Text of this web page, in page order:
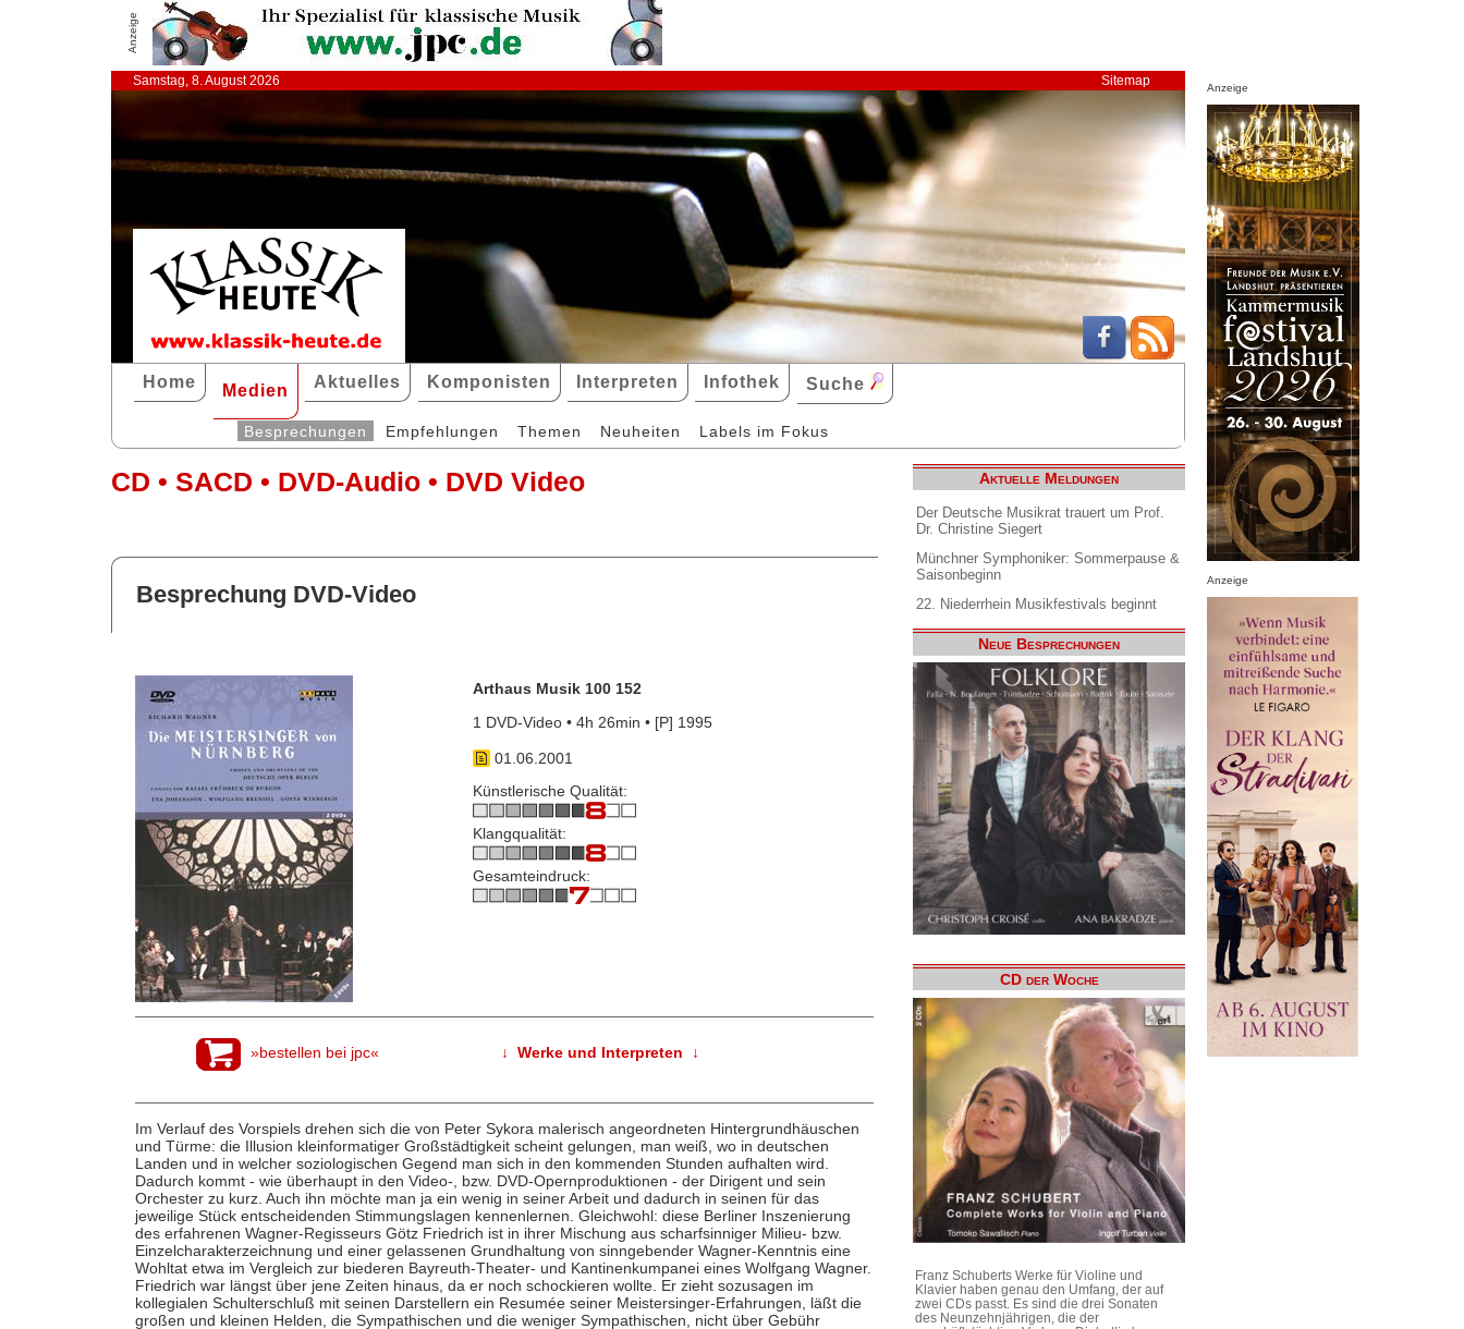
Anzeige
Samstag, 8. August 2026 Sitemap
Home Medien Aktuelles Komponisten Interpreten Infothek Suche
Besprechungen Empfehlungen Themen Neuheiten Labels im Fokus
CD • SACD • DVD-Audio • DVD Video
Besprechung DVD-Video
Arthaus Musik 100 152
1 DVD-Video • 4h 26min • [P] 1995
01.06.2001
Künstlerische Qualität:
Klangqualität:
Gesamteindruck:
»bestellen bei jpc« ↓ Werke und Interpreten ↓
Im Verlauf des Vorspiels drehen sich die von Peter Sykora malerisch angeordneten Hintergrundhäuschen
und Türme: die Illusion kleinformatiger Großstädtigkeit scheint gelungen, man weiß, wo in deutschen
Landen und in welcher soziologischen Gegend man sich in den kommenden Stunden aufhalten wird.
Dadurch kommt - wie überhaupt in den Video-, bzw. DVD-Opernproduktionen - der Dirigent und sein
Orchester zu kurz. Auch ihn möchte man ja ein wenig in seiner Arbeit und dadurch in seinen für das
jeweilige Stück entscheidenden Stimmungslagen kennenlernen. Gleichwohl: diese Berliner Inszenierung
des erfahrenen Wagner-Regisseurs Götz Friedrich ist in ihrer Mischung aus scharfsinniger Milieu- bzw.
Einzelcharakterzeichnung und einer gelassenen Grundhaltung von sinngebender Wagner-Kenntnis eine
Wohltat etwa im Vergleich zur biederen Bayreuth-Theater- und Kantinenkumpanei eines Wolfgang Wagner.
Friedrich war längst über jene Zeiten hinaus, da er noch schockieren wollte. Er zieht sozusagen im
kollegialen Schulterschluß mit seinen Darstellern ein Resumée seiner Meistersinger-Erfahrungen, läßt die
großen und kleinen Helden, die Sympathischen und die weniger Sympathischen, nicht über Gebühr
Aktuelle Meldungen
Der Deutsche Musikrat trauert um Prof.
Dr. Christine Siegert
Münchner Symphoniker: Sommerpause &
Saisonbeginn
22. Niederrhein Musikfestivals beginnt
Neue Besprechungen
CD der Woche
Franz Schuberts Werke für Violine und
Klavier haben genau den Umfang, der auf
zwei CDs passt. Es sind die drei Sonaten
des Neunzehnjährigen, die der
Anzeige
Anzeige